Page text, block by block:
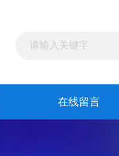
在线留言